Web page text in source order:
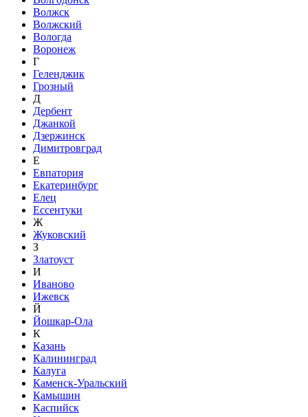
Волжск
Волжский
Вологда
Воронеж
Г
Геленджик
Грозный
Д
Дербент
Джанкой
Дзержинск
Димитровград
Е
Евпатория
Екатеринбург
Елец
Ессентуки
Ж
Жуковский
З
Златоуст
И
Иваново
Ижевск
Й
Йошкар-Ола
К
Казань
Калининград
Калуга
Каменск-Уральский
Камышин
Каспийск